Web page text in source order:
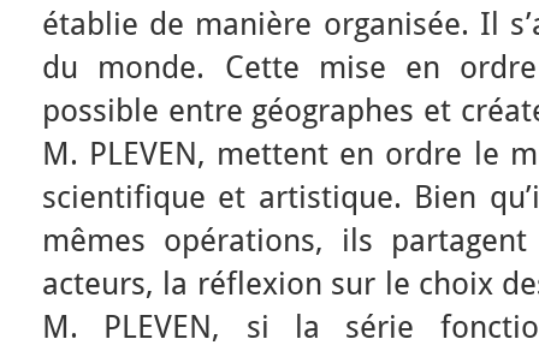
établie de manière organisée. Il
du monde. Cette mise en
possible entre géographes et
M. PLEVEN, mettent en ordre le
scientifique et artistique. Bien
mêmes opérations, ils
acteurs, la réflexion sur le choix
M. PLEVEN, si la série